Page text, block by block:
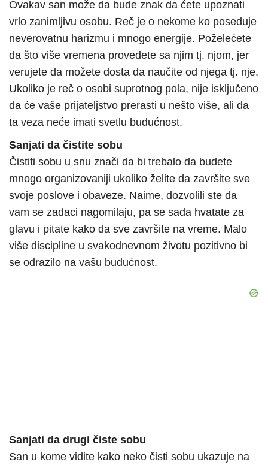
Ovakav san može da bude znak da ćete upoznati
vrlo zanimljivu osobu. Reč je o nekome ko poseduje
neverovatnu harizmu i mnogo energije. Poželećete
da što više vremena provedete sa njim tj. njom, jer
verujete da možete dosta da naučite od njega tj. nje.
Ukoliko je reč o osobi suprotnog pola, nije isključeno
da će vaše prijateljstvo prerasti u nešto više, ali da
ta veza neće imati svetlu budućnost.
Sanjati da čistite sobu
Čistiti sobu u snu znači da bi trebalo da budete
mnogo organizovaniji ukoliko želite da završite sve
svoje poslove i obaveze. Naime, dozvolili ste da
vam se zadaci nagomilaju, pa se sada hvatate za
glavu i pitate kako da sve završite na vreme. Malo
više discipline u svakodnevnom životu pozitivno bi
se odrazilo na vašu budućnost.
Sanjati da drugi čiste sobu
San u kome vidite kako neko čisti sobu ukazuje na